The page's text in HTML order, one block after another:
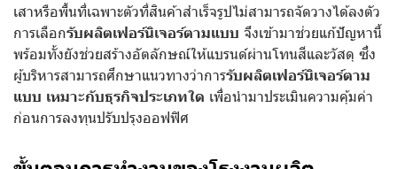
เสาหรือพื้นที่เฉพาะตัวที่สินค้าสำเร็จรูปไม่สามารถจัดวางได้ลงตัว
การเลือกรับผลิตเฟอร์นิเจอร์ตามแบบ จึงเข้ามาช่วยแก้ปัญหานี้
พร้อมทั้งยังช่วยสร้างอัตลักษณ์ให้แบรนด์ผ่านโทนสีและวัสดุ ซึ่ง
ผู้บริหารสามารถศึกษาแนวทางว่าการรับผลิตเฟอร์นิเจอร์ตาม
แบบ เหมาะกับธุรกิจประเภทใด เพื่อนำมาประเมินความคุ้มค่า
ก่อนการลงทุนปรับปรุงออฟฟิศ